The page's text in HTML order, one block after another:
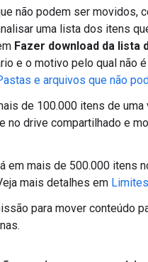
não podem ser movidos,
uma lista dos itens
Fazer download da lista
e o motivo pelo qual não
e arquivos que não
de 100.000 itens de
no drive compartilhado e
em mais de 500.000 itens
mais detalhes em
para mover conteúdo